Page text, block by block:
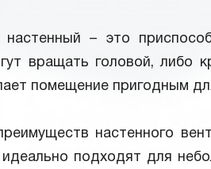
настенный – это
вращать головой, либо
помещение пригодным
настенного
подходят для